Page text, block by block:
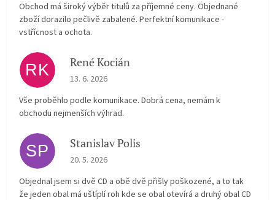
Obchod má široký výběr titulů za příjemné ceny. Objednané
zboží dorazilo pečlivě zabalené. Perfektní komunikace -
vstřícnost a ochota.
RK René Kocián
The store rating is 5 out of 5 stars.
13. 6. 2026
Vše proběhlo podle komunikace. Dobrá cena, nemám k
obchodu nejmenších výhrad.
SP Stanislav Polis
The store rating is 2 out of 5 stars.
20. 5. 2026
Objednal jsem si dvě CD a obě dvě přišly poškozené, a to tak
že jeden obal má uštíplí roh kde se obal otevírá a druhý obal CD